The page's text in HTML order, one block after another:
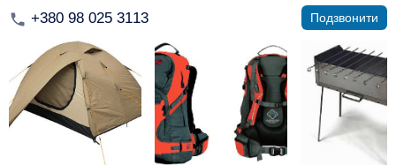
+380 98 025 3113 Подзвонити